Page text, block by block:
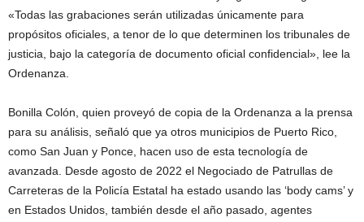
«Todas las grabaciones serán utilizadas únicamente para
propósitos oficiales, a tenor de lo que determinen los tribunales de
justicia, bajo la categoría de documento oficial confidencial», lee la
Ordenanza.
Bonilla Colón, quien proveyó de copia de la Ordenanza a la prensa
para su análisis, señaló que ya otros municipios de Puerto Rico,
como San Juan y Ponce, hacen uso de esta tecnología de
avanzada. Desde agosto de 2022 el Negociado de Patrullas de
Carreteras de la Policía Estatal ha estado usando las ‘body cams’ y
en Estados Unidos, también desde el año pasado, agentes